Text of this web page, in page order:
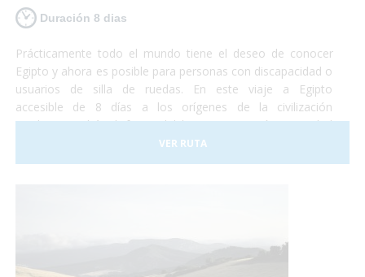
Duración 8 dias
Prácticamente todo el mundo tiene el deseo de conocer
Egipto y ahora es posible para personas con discapacidad o
usuarios de silla de ruedas. En este viaje a Egipto
accesible de 8 días a los orígenes de la civilización
moderna podrás disfrutar del hermosa y "caótica" ciudad
de El Cairo para luego adentrarte por el Nilo a descubrir los
tesoros que alberga este país. Egipto es un lugar fantástico
VER RUTA